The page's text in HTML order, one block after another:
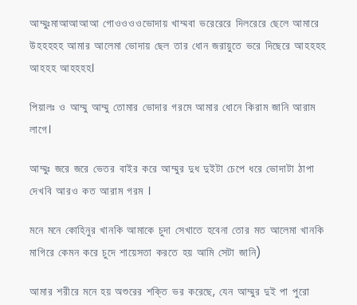
আম্মুঃমাআআআআ গোওওওওভোদায় খাম্মবা ভরেরেরে দিলরেরে ছেলে আমারে
উহহহহহ আমার আলেমা ভোদায় ছেল তার ধোন জরায়ুতে ভরে দিছেরে আহহহহ
আহহহ আহহহহ।
পিয়ালঃ ও আম্মু আম্মু তোমার ভোদার গরমে আমার ধোনে কিরাম জানি আরাম
লাগে।
আম্মুঃ জরে জরে ভেতর বাইর করে আম্মুর দুধ দুইটা চেপে ধরে ভোদাটা ঠাপা
দেখবি আরও কত আরাম গরম ।
মনে মনে কোহিনুর খানকি আমাকে চুদা সেখাতে হবেনা তোর মত আলেমা খানকি
মাগিরে কেমন করে চুদে শায়েসতা করতে হয় আমি সেটা জানি)
আমার শরীরে মনে হয় অশুরের শক্তি ভর করেছে, যেন আম্মুর দুই পা পুরো